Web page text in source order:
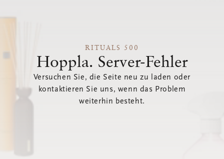
RITUALS 500
Hoppla. Server-Fehler
Versuchen Sie, die Seite neu zu laden oder
kontaktieren Sie uns, wenn das Problem
weiterhin besteht.